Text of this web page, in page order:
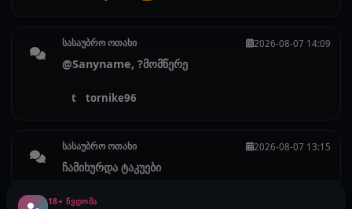
სასაუბრო ოთახი 2026-08-07 14:09
@Sanyname, ?მომწერე
t tornike96
სასაუბრო ოთახი 2026-08-07 13:15
ჩამიხურდა ტაკუები
U Ucnobiii
18+ ᲬᲕᲓᲝᲛᲐ